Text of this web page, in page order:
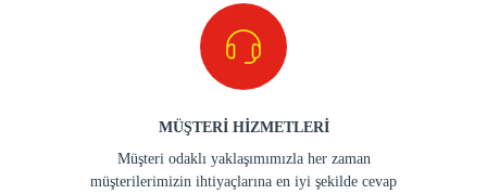
MÜŞTERİ HİZMETLERİ
Müşteri odaklı yaklaşımımızla her zaman
müşterilerimizin ihtiyaçlarına en iyi şekilde cevap